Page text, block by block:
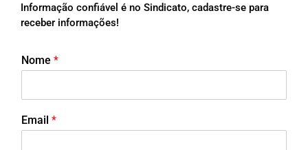
Informação confiável é no Sindicato, cadastre-se para
receber informações!
Nome *
Email *